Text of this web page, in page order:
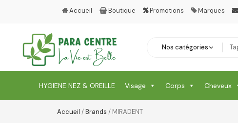
Accueil Boutique Promotions Marques
HYGIENE NEZ & OREILLE Visage Corps Cheveux
Accueil /Brands / MIRADENT